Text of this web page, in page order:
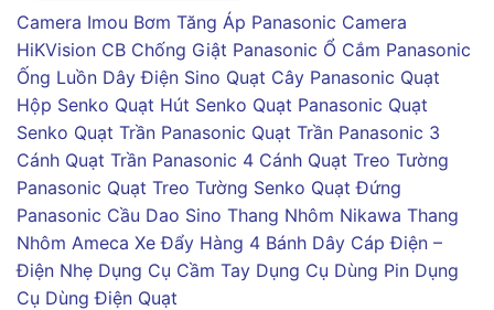
Camera Imou Bơm Tăng Áp Panasonic Camera
HiKVision CB Chống Giật Panasonic Ổ Cắm Panasonic
Ống Luồn Dây Điện Sino Quạt Cây Panasonic Quạt
Hộp Senko Quạt Hút Senko Quạt Panasonic Quạt
Senko Quạt Trần Panasonic Quạt Trần Panasonic 3
Cánh Quạt Trần Panasonic 4 Cánh Quạt Treo Tường
Panasonic Quạt Treo Tường Senko Quạt Đứng
Panasonic Cầu Dao Sino Thang Nhôm Nikawa Thang
Nhôm Ameca Xe Đẩy Hàng 4 Bánh Dây Cáp Điện –
Điện Nhẹ Dụng Cụ Cầm Tay Dụng Cụ Dùng Pin Dụng
Cụ Dùng Điện Quạt